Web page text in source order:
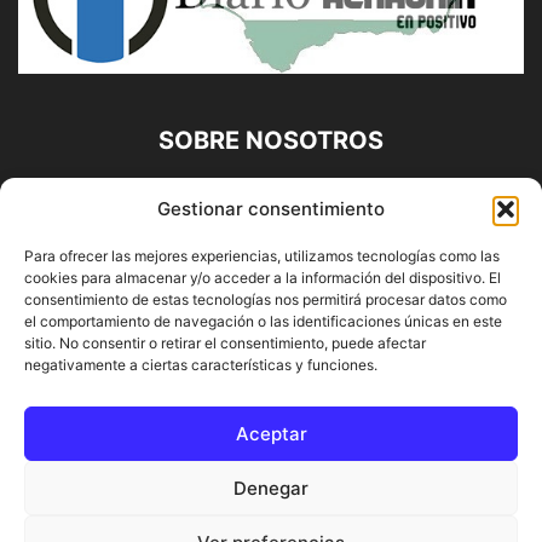
Gestionar consentimiento
Para ofrecer las mejores experiencias, utilizamos tecnologías como las
cookies para almacenar y/o acceder a la información del dispositivo. El
consentimiento de estas tecnologías nos permitirá procesar datos como
el comportamiento de navegación o las identificaciones únicas en este
sitio. No consentir o retirar el consentimiento, puede afectar
negativamente a ciertas características y funciones.
Aceptar
Denegar
SOBRE NOSOTROS
Diario Alhaurín (www.alhaurindelatorre.com) Propiedad de
Francisco E. López López | 639 95 71 95 | Noticias de
Alhaurín de la Torre, Málaga y Provincia|
Contáctanos:info@alhaurindelatorre.com
SÍGUENOS